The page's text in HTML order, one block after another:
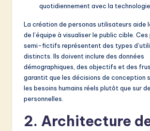
quotidiennement avec la technologie.
La création de personas utilisateurs aide
de l’équipe à visualiser le public cible.
semi-fictifs représentent des types
distincts. Ils doivent inclure des données
démographiques, des objectifs et des
garantit que les décisions de conception
les besoins humains réels plutôt que sur
personnelles.
2. Architecture